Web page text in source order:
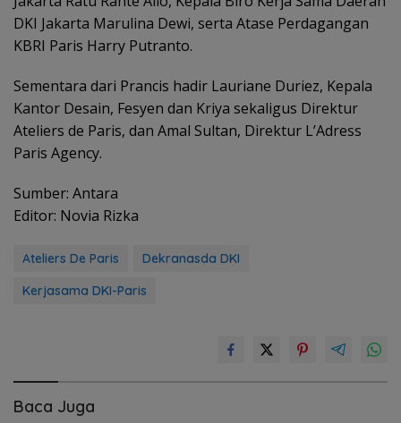
DKI Jakarta Marulina Dewi, serta Atase Perdagangan
KBRI Paris Harry Putranto.
Sementara dari Prancis hadir Lauriane Duriez, Kepala
Kantor Desain, Fesyen dan Kriya sekaligus Direktur
Ateliers de Paris, dan Amal Sultan, Direktur L’Adress
Paris Agency.
Sumber: Antara
Editor: Novia Rizka
Ateliers De Paris
Dekranasda DKI
Kerjasama DKI-Paris
Baca Juga